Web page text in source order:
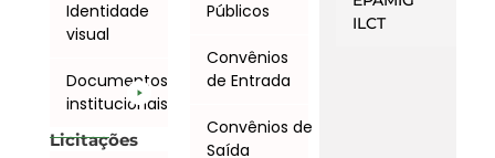
Identidade
visual
Documentos
institucionais
Licitações
Públicos
Convênios
de Entrada
Convênios de
Saída
ILCT